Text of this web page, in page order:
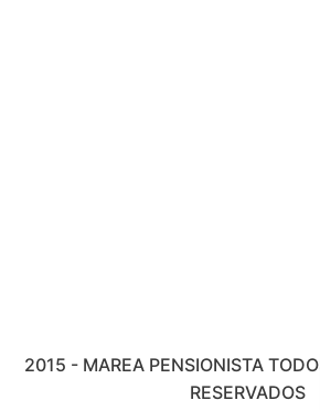
2015 - MAREA PENSIONISTA
RESERVADOS